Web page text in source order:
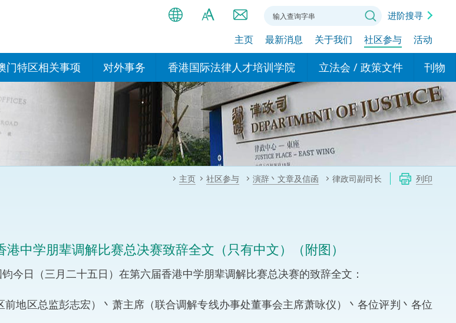
简
EN
Bahasa Indonesia (印尼语)
हिन्दी (印度语)
नेपाली (尼泊尔语)
ਪੰਜਾਬੀ (旁遮普语)
اردو (乌尔都语)
Tiếng Việt (越南语)
A
A
进阶搜寻
主页 最新消息 关于我们 社区参与 活动
门特区相关事项
的安排
相互认可和执行民
决的安排
紧密经贸关系的安
的项目及合作安排
的安排
建设
区
对外事务
国际政府机构在香港设立办事
处或运作
多边协定
其他协定
香港国际法律人才培训学院
我们的学院
我们的专家委员会
我们的办公室
我们的培训课程和能力建设项
立法会 / 政策文件
现行政策措施
政策文件
特别财务委员会
刊物
基本
民事
维护
主页 社区参与 演辞丶文章及信函 律政司副司长 列印
中学朋辈调解比赛总决赛致辞全文（只有中文）（附图）
日（三月二十五日）在第六届香港中学朋辈调解比赛总决赛的致辞全文：
地区总监彭志宏）丶萧主席（联合调解专线办事处董事会主席萧咏仪）丶各位评判丶各位